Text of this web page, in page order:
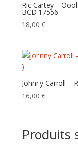
Ric Cartey –
BCD 17556
18,00 €
Johnny Carroll –
16,00 €
Produits